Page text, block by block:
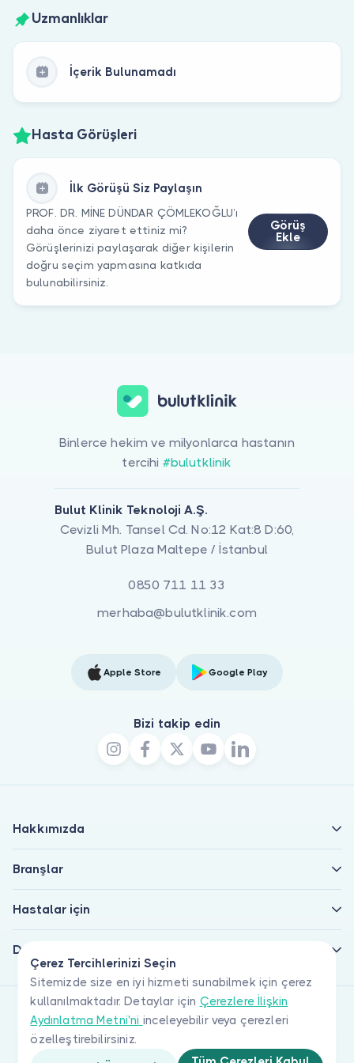
Uzmanlıklar
İçerik Bulunamadı
Hasta Görüşleri
İlk Görüşü Siz Paylaşın
PROF. DR. MİNE DÜNDAR ÇÖMLEKOĞLU’ı
daha önce ziyaret ettiniz mi?
Görüşlerinizi paylaşarak diğer kişilerin
doğru seçim yapmasına katkıda
bulunabilirsiniz.
Görüş
Ekle
Çerez Tercihlerinizi Seçin
Sitemizde size en iyi hizmeti sunabilmek için çerez
kullanılmaktadır. Detaylar için Çerezlere İlişkin
Aydınlatma Metni'ni inceleyebilir veya çerezleri
özelleştirebilirsiniz.
Binlerce hekim ve milyonlarca hastanın
tercihi #bulutklinik
Bulut Klinik Teknoloji A.Ş.
Cevizli Mh. Tansel Cd. No:12 Kat:8 D:60,
Bulut Plaza Maltepe / İstanbul
0850 711 11 33
merhaba@bulutklinik.com
Apple Store Google Play
Bizi takip edin
Hakkımızda
Branşlar
Hastalar için
Doktorlar için